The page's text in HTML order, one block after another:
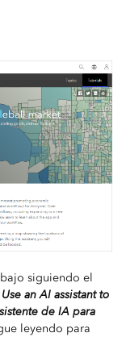
siguiendo el
Use an AI assistant to
de IA para
leyendo para